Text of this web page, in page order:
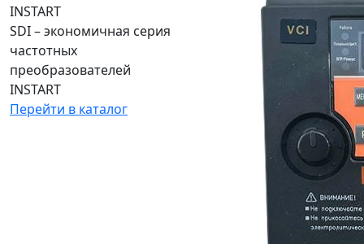
SDI – экономичная серия
частотных
преобразователей
INSTART
Перейти в каталог